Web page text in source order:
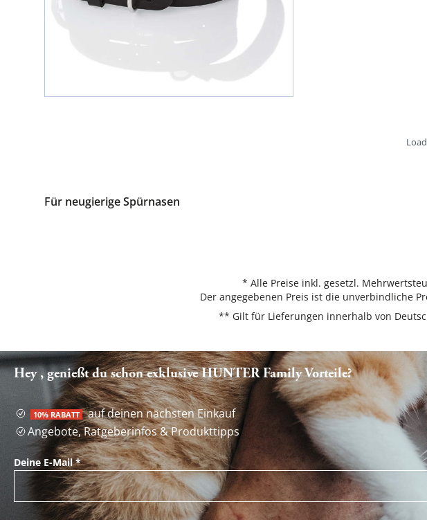
Für neugierige Spürnasen
* Alle Preise inkl. gesetzl.
Der angegebenen Preis ist die unverbindliche
** Gilt für Lieferungen innerhalb von
Hey , genießt du schon exklusive HUNTER Family Vorteile?
10% RABATT auf deinen nächsten Einkauf
Angebote, Ratgeberinfos & Produkttipps
Deine E-Mail*